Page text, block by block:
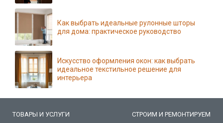
Как выбрать идеальные рулонные шторы
для дома: практическое руководство
Искусство оформления окон: как выбрать
идеальное текстильное решение для
интерьера
ТОВАРЫ И УСЛУГИ СТРОИМ И РЕМОНТИРУЕМ